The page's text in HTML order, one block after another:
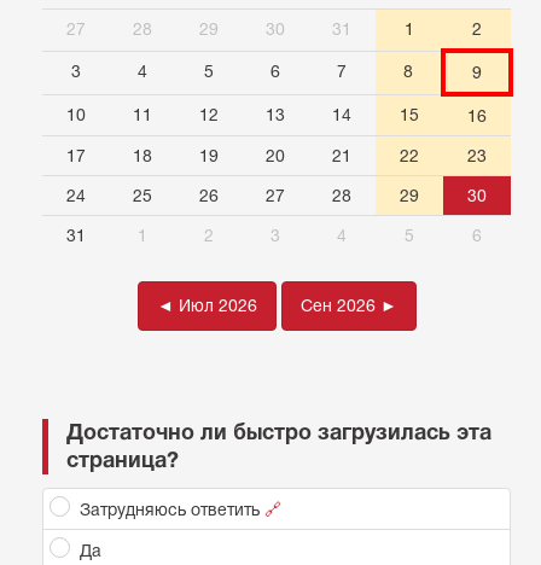
27 28 29 30 31 1 2
3 4 5 6 7 8 9
10 11 12 13 14 15 16
17 18 19 20 21 22 23
24 25 26 27 28 29 30
31 1 2 3 4 5 6
◄ Июл 2026 Сен 2026 ►
Достаточно ли быстро загрузилась эта
страница?
Затрудняюсь ответить 🔗
Да